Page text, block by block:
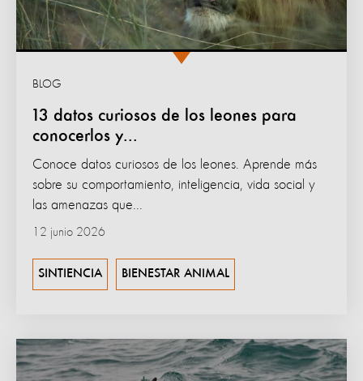
13 datos curiosos de los leones para
conocerlos y...
BLOG
12 junio 2026
Conoce datos curiosos de los leones. Aprende más
sobre su comportamiento, inteligencia, vida social y
las amenazas que...
SINTIENCIA BIENESTAR ANIMAL